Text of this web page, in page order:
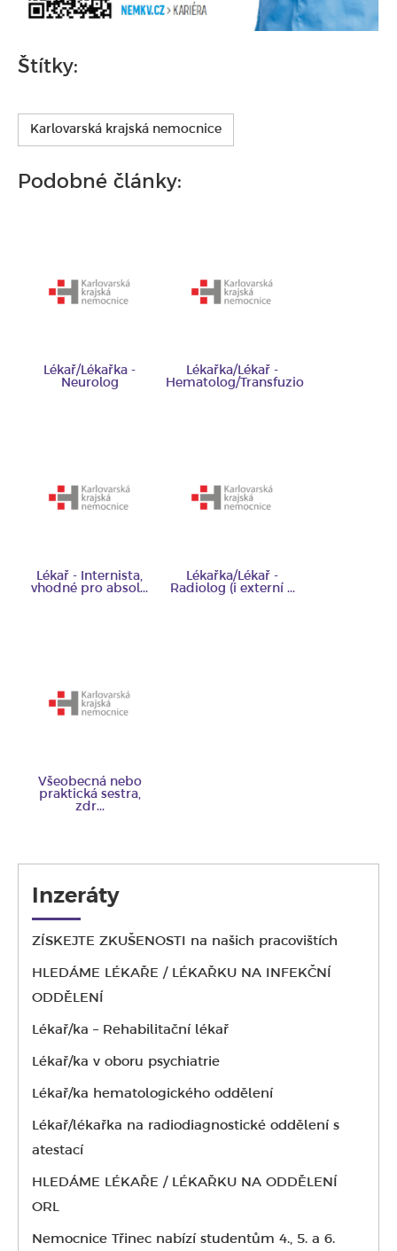
Štítky:
Karlovarská krajská nemocnice
Podobné články:
Lékař/Lékařka -
Neurolog
Lékařka/Lékař -
Hematolog/Transfuzio...
Lékař - Internista,
vhodné pro absol...
Lékařka/Lékař -
Radiolog (i externí ...
Všeobecná nebo
praktická sestra,
zdr...
Inzeráty
ZÍSKEJTE ZKUŠENOSTI na našich pracovištích
HLEDÁME LÉKAŘE / LÉKAŘKU NA INFEKČNÍ
ODDĚLENÍ
Lékař/ka – Rehabilitační lékař
Lékař/ka v oboru psychiatrie
Lékař/ka hematologického oddělení
Lékař/lékařka na radiodiagnostické oddělení s
atestací
HLEDÁME LÉKAŘE / LÉKAŘKU NA ODDĚLENÍ
ORL
Nemocnice Třinec nabízí studentům 4., 5. a 6.